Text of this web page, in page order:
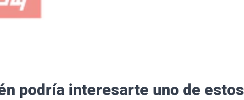
podría interesarte uno de estos